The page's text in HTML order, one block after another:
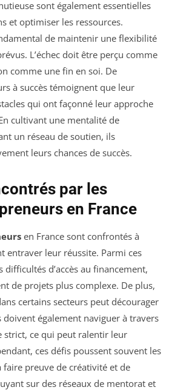
sont également essentielles
et optimiser les ressources.
de maintenir une flexibilité
L’échec doit être perçu comme
comme une fin en soi. De
à succès témoignent que leur
qui ont façonné leur approche
cultivant une mentalité de
un réseau de soutien, ils
leurs chances de succès.
par les
en France
en France sont confrontés à
entraver leur réussite. Parmi ces
d’accès au financement,
de projets plus complexe. De plus,
certains secteurs peut décourager
doivent également naviguer à travers
strict, ce qui peut ralentir leur
ces défis poussent souvent les
faire preuve de créativité et de
sur des réseaux de mentorat et